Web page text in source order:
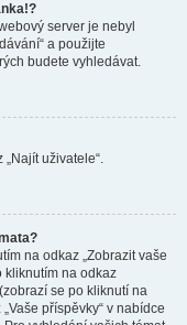
server je nebyl
a použijte
budete vyhledávat.
uživatele“.
na odkaz „Zobrazit vaše
kliknutím na odkaz
se po kliknutí na
příspěvky“ v nabídce